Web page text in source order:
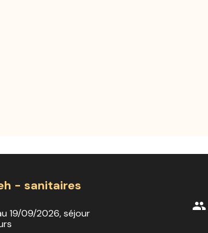
- sanitaires
19/09/2026, séjour
group